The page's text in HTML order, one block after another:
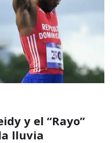
y el “Rayo”
lluvia